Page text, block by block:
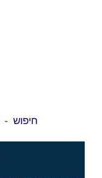
חיפוש -